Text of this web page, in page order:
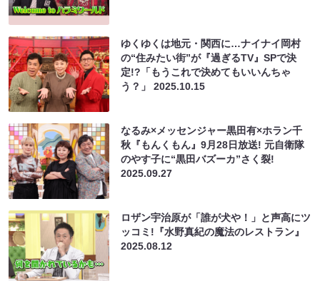
ゆくゆくは地元・関西に…ナイナイ岡村
の“住みたい街”が『過ぎるTV』SPで決
定!?「もうこれで決めてもいいんちゃ
う？」2025.10.15
なるみ×メッセンジャー黒田有×ホラン千
秋『もんくもん』9月28日放送! 元自衛隊
のやす子に“黒田バズーカ”さく裂!
2025.09.27
ロザン宇治原が「誰が犬や！」と声高にツ
ッコミ!『水野真紀の魔法のレストラン』
2025.08.12